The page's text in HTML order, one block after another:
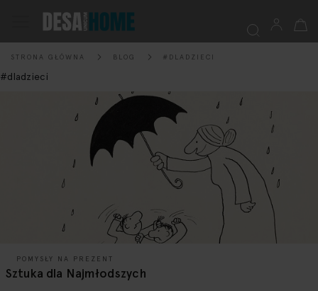
Mój
STRONA GŁÓWNA BLOG #DLADZIECI
#dladzieci
POMYSŁY NA PREZENT
Sztuka dla Najmłodszych